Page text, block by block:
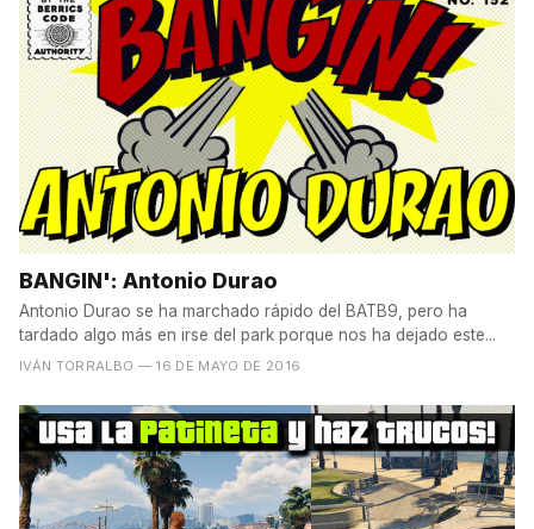
BANGIN': Antonio Durao
Antonio Durao se ha marchado rápido del BATB9, pero ha
tardado algo más en irse del park porque nos ha dejado este...
IVÁN TORRALBO — 16 DE MAYO DE 2016